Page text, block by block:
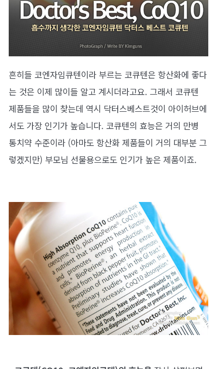
흔히들 코엔자임큐텐이라 부르는 코큐텐은 항산화에 좋다
는 것은 이제 많이들 알고 계시더라고요. 그래서 코큐텐
제품들을 많이 찾는데 역시 닥터스베스트것이 아이허브에
서도 가장 인기가 높습니다. 코큐텐의 효능은 거의 만병
통치약 수준이라 (아마도 항산화 제품들이 거의 대부분 그
렇겠지만) 부모님 선물용으로도 인기가 높은 제품이죠.